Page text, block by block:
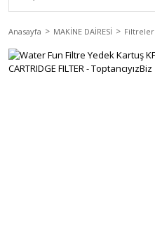
Anasayfa MAKİNE DAİRESİ Filtreler